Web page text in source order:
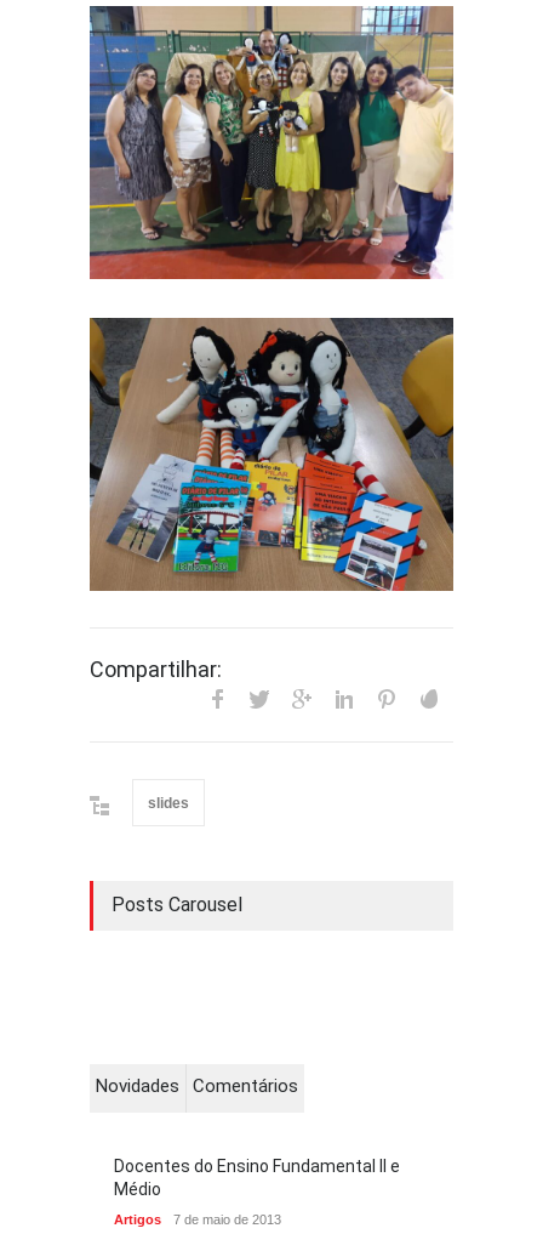
Compartilhar:
slides
Posts Carousel
Novidades Comentários
Docentes do Ensino Fundamental II e
Médio
Artigos 7 de maio de 2013